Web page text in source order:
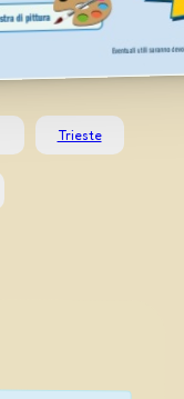
Trieste